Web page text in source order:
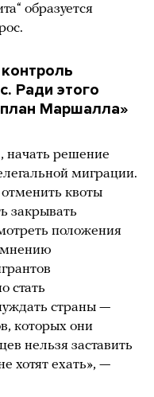
образуется
Ради этого
Маршалла»
решение
миграции.
квоты
закрывать
положения
мнению
стать
страны —
которых они
нельзя заставить
хотят ехать», —